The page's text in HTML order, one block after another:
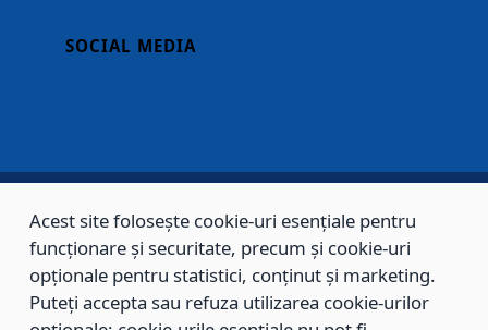
SOCIAL MEDIA
Copyright © 2002 - 2026 - PRIMĂRIA MUNICIPIULUI BRAȘOV, toate drepturile
rezervate.
Sitemap Contact
Acest site folosește cookie-uri esențiale pentru
funcționare și securitate, precum și cookie-uri
opționale pentru statistici, conținut și marketing.
Puteți accepta sau refuza utilizarea cookie-urilor